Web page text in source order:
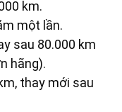
km.
một lần.
sau 80.000 km
hãng).
thay mới sau